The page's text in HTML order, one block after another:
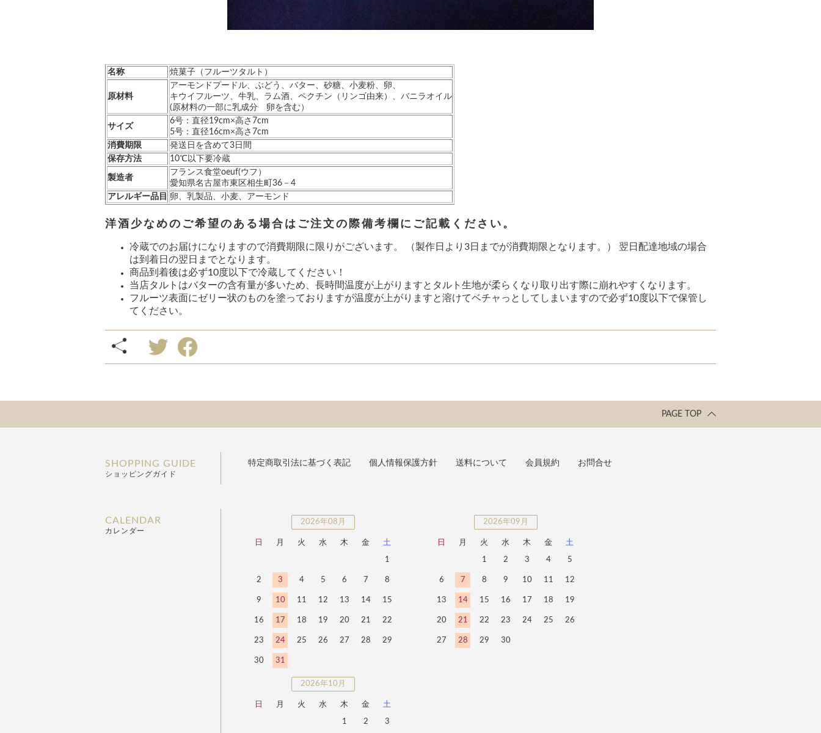
名称 焼菓子（フルーツタルト）
原材料
アーモンドプードル、ぶどう、バター、砂糖、小麦粉、卵、
キウイフルーツ、牛乳、ラム酒、ペクチン（リンゴ由来）、バニラオイル
(原材料の一部に乳成分 卵を含む）
サイズ
6号：直径19cm×高さ7cm
5号：直径16cm×高さ7cm
消費期限
発送日を含めて3日間
保存方法
10℃以下要冷蔵
製造者
フランス食堂oeuf(ウフ）
愛知県名古屋市東区相生町36－4
アレルギー品目 卵、乳製品、小麦、アーモンド
洋酒少なめのご希望のある場合はご注文の際備考欄にご記載ください。
冷蔵でのお届けになりますので消費期限に限りがございます。 （製作日より3日までが消費期限となります。） 翌日配達地域の場合
は到着日の翌日までとなります。
商品到着後は必ず10度以下で冷蔵してください！
当店タルトはバターの含有量が多いため、長時間温度が上がりますと タルト生地が柔らくなり取り出す際に崩れやすくなります。
フルーツ表面にゼリー状のものを塗っておりますが温度が上がりますと溶けてベチャっとしてしまいますので必ず10度以下で保管し
てください。
PAGE TOP
SHOPPING GUIDE
ショッピングガイド
特定商取引法に基づく表記 個人情報保護方針 送料について 会員規約 お問合せ
CALENDAR
カレンダー
2026年08月
日 月 火 水 木 金 土
1
2 3 4 5 6 7 8
9 10 11 12 13 14 15
16 17 18 19 20 21 22
23 24 25 26 27 28 29
30 31
2026年09月
日 月 火 水 木 金 土
1 2 3 4 5
6 7 8 9 10 11 12
13 14 15 16 17 18 19
20 21 22 23 24 25 26
27 28 29 30
2026年10月
日 月 火 水 木 金 土
1 2 3